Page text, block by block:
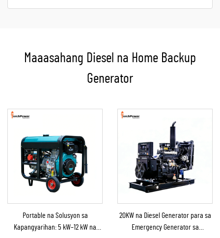
Maaasahang Diesel na Home Backup
Generator
Portable na Solusyon sa
Kapangyarihan: 5 kW–12 kW na
20KW na Diesel Generator para sa
Emergency Generator sa